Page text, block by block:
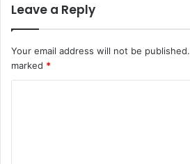
Leave a Reply
Your email address will not be published.
marked *